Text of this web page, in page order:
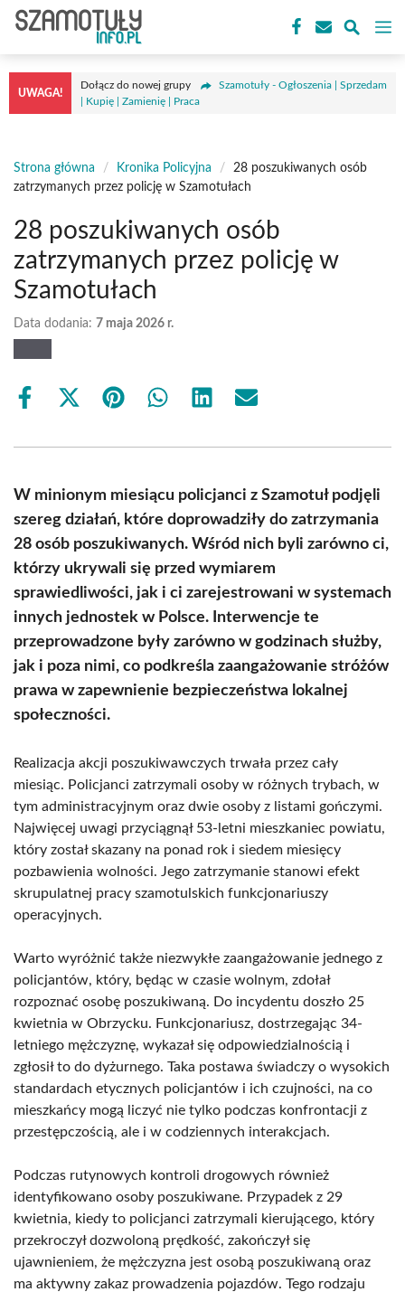
Przejdź
treści
UWAGA!
Dołącz do nowej grupy
Szamotuły - Ogłoszenia | Sprzedam
| Kupię | Zamienię | Praca
Strona główna / Kronika Policyjna /
28 poszukiwanych osób
zatrzymanych przez policję w Szamotułach
28 poszukiwanych osób
zatrzymanych przez policję w
Szamotułach
Data dodania: 7 maja 2026 r.
Share
Share
(Twitter)
Share Share Share Share
W minionym miesiącu policjanci z Szamotuł podjęli
szereg działań, które doprowadziły do zatrzymania
28 osób poszukiwanych. Wśród nich byli zarówno ci,
którzy ukrywali się przed wymiarem
sprawiedliwości, jak i ci zarejestrowani w systemach
innych jednostek w Polsce. Interwencje te
przeprowadzone były zarówno w godzinach służby,
jak i poza nimi, co podkreśla zaangażowanie stróżów
prawa w zapewnienie bezpieczeństwa lokalnej
społeczności.
Realizacja akcji poszukiwawczych trwała przez cały
miesiąc. Policjanci zatrzymali osoby w różnych trybach, w
tym administracyjnym oraz dwie osoby z listami gończymi.
Najwięcej uwagi przyciągnął 53-letni mieszkaniec powiatu,
który został skazany na ponad rok i siedem miesięcy
pozbawienia wolności. Jego zatrzymanie stanowi efekt
skrupulatnej pracy szamotulskich funkcjonariuszy
operacyjnych.
Warto wyróżnić także niezwykłe zaangażowanie jednego z
policjantów, który, będąc w czasie wolnym, zdołał
rozpoznać osobę poszukiwaną. Do incydentu doszło 25
kwietnia w Obrzycku. Funkcjonariusz, dostrzegając 34-
letniego mężczyznę, wykazał się odpowiedzialnością i
zgłosił to do dyżurnego. Taka postawa świadczy o wysokich
standardach etycznych policjantów i ich czujności, na co
mieszkańcy mogą liczyć nie tylko podczas konfrontacji z
przestępczością, ale i w codziennych interakcjach.
Podczas rutynowych kontroli drogowych również
identyfikowano osoby poszukiwane. Przypadek z 29
kwietnia, kiedy to policjanci zatrzymali kierującego, który
przekroczył dozwoloną prędkość, zakończył się
ujawnieniem, że mężczyzna jest osobą poszukiwaną oraz
ma aktywny zakaz prowadzenia pojazdów. Tego rodzaju